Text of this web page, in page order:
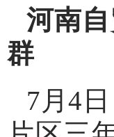
河南
群
7月4